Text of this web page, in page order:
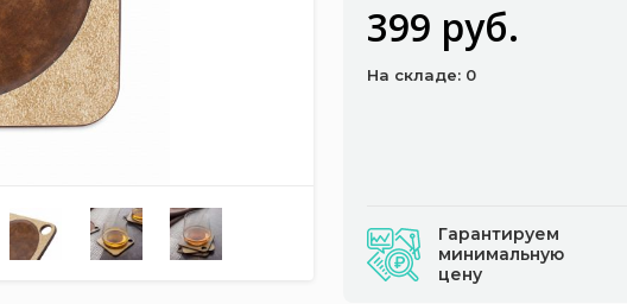
399 руб.
На складе: 0
Гарантируем
минимальную
цену